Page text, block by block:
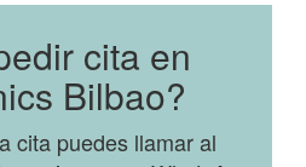
cita en
Bilbao?
cita puedes llamar al